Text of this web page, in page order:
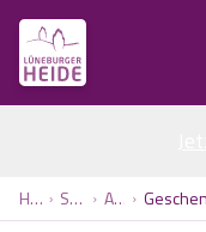
Anreise
Home Service Artikel